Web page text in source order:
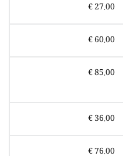
27.00 €
60.00 €
85.00 €
36.00 €
76.00 €